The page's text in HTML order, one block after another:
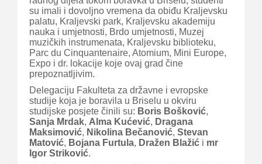
su imali i dovoljno vremena da obiđu Kraljevsku
palatu, Kraljevski park, Kraljevsku akademiju
nauka i umjetnosti, Brdo umjetnosti, Muzej
muzičkih instrumenata, Kraljevsku biblioteku,
Parc du Cinquantenaire, Atomium, Mini Europe,
Expo i dr. lokacije koje ovaj grad čine
prepoznatljivim.
Delegaciju Fakulteta za državne i evropske
studije koja je boravila u Briselu u okviru
studijske posjete činili su: Boris Bošković,
Sanja Mrdak, Alma Kućević, Dragana
Maksimović, Nikolina Bečanović, Stevan
Matović, Bojana Furtula, Dražen Blažić i mr
Igor Striković.